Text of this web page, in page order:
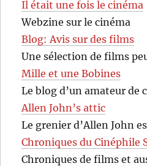
Il était une fois le cinéma
Webzine sur le cinéma
Blog: Avis sur des films
Une sélection de films
Mille et une Bobines
Le blog d’un amateur de
Allen John’s attic
Le grenier d’Allen John
Chroniques du Cinéphile
Chroniques de films et